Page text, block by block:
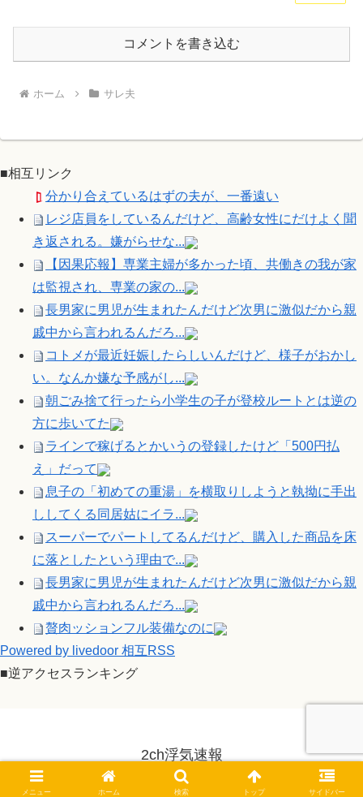
コメントを書き込む
ホーム サレ夫
■相互リンク
分かり合えているはずの夫が、一番遠い
レジ店員をしているんだけど、高齢女性にだけよく聞
き返される。嫌がらせな...
【因果応報】専業主婦が多かった頃、共働きの我が家
は監視され、専業の家の...
長男家に男児が生まれたんだけど次男に激似だから親
戚中から言われるんだろ...
コトメが最近妊娠したらしいんだけど、様子がおかし
い。なんか嫌な予感がし...
朝ごみ捨て行ったら小学生の子が登校ルートとは逆の
方に歩いてた
ラインで稼げるとかいうの登録したけど「500円払
え」だって
息子の「初めての重湯」を横取りしようと執拗に手出
ししてくる同居姑にイラ...
スーパーでパートしてるんだけど、購入した商品を床
に落としたという理由で...
長男家に男児が生まれたんだけど次男に激似だから親
戚中から言われるんだろ...
贅肉ッションフル装備なのに
Powered by livedoor 相互RSS
■逆アクセスランキング
2ch浮気速報
© 2014-2026 2ch浮気速報.
メニュー ホーム 検索 トップ サイドバー